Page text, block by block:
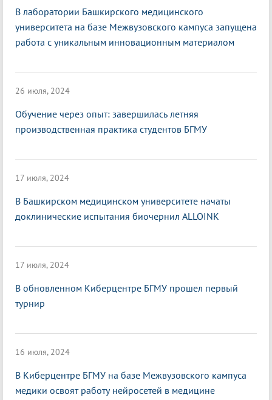
В лаборатории Башкирского медицинского
университета на базе Межвузовского кампуса запущена
работа с уникальным инновационным материалом
26 июля, 2024
Обучение через опыт: завершилась летняя
производственная практика студентов БГМУ
17 июля, 2024
В Башкирском медицинском университете начаты
доклинические испытания биочернил ALLOINK
17 июля, 2024
В обновленном Киберцентре БГМУ прошел первый
турнир
16 июля, 2024
В Киберцентре БГМУ на базе Межвузовского кампуса
медики освоят работу нейросетей в медицине